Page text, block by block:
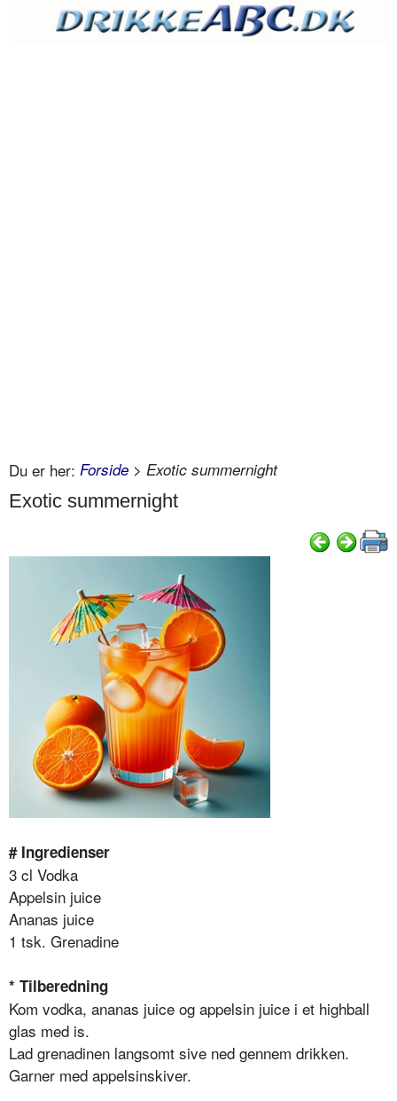
Du er her: Forside > Exotic summernight
Exotic summernight
# Ingredienser
3 cl Vodka
Appelsin juice
Ananas juice
1 tsk. Grenadine
* Tilberedning
Kom vodka, ananas juice og appelsin juice i et highball
glas med is.
Lad grenadinen langsomt sive ned gennem drikken.
Garner med appelsinskiver.